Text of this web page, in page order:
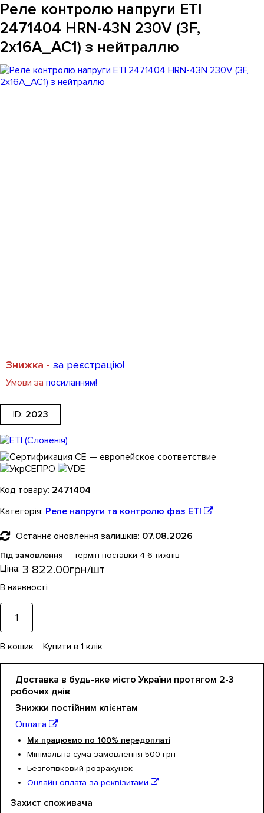
Реле контролю напруги ETI
2471404 HRN-43N 230V (3F,
2x16A_AC1) з нейтраллю
Знижка - за реєстрацію!
Умови за посиланням!
2023
2471404
Реле напруги та контролю фаз ETI
Останнє оновлення залишків: 07.08.2026
Під замовлення — термін поставки 4-6 тижнів
Ціна: 3 822.00грн
В кошик Купити в 1 клік
Доставка в будь-яке місто України протягом 2-3
робочих днів
Знижки постійним клієнтам
Оплата
Ми працюємо по 100% передоплаті
Мінімальна сума замовлення 500 грн
Безготівковий розрахунок
Онлайн оплата за реквізитами
Захист споживача